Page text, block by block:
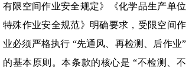
有限空间作业安全规定》《化学品生产单位
特殊作业安全规范》明确要求，受限空间作
业必须严格执行 “先通风、再检测、后作业”
的基本原则。本条款的核心是 “不检测、不